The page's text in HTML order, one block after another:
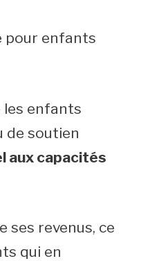
pour enfants
les enfants
de soutien
aux capacités
ses revenus, ce
qui en